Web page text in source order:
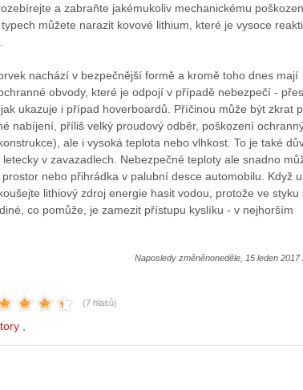
a zabraňte jakémukoliv mechanickému
můžete narazit kovové lithium, které je vysoce
nachází v bezpečnější formě a kromě toho dnes mají
obvody, které je odpojí v případě nebezpečí -
ukazuje i případ hoverboardů. Příčinou může být zkrat
nabíjení, příliš velký proudový odběr, poškození
ale i vysoká teplota nebo vlhkost. To je také
v zavazadlech. Nebezpečné teploty ale snadno
nebo přihrádka v palubní desce automobilu. Když
lithiový zdroj energie hasit vodou, protože ve styku
co pomůže, je zamezit přístupu kyslíku - v nejhorším
Naposledy změněnoneděle, 15 leden 2017
(7 hlasů)